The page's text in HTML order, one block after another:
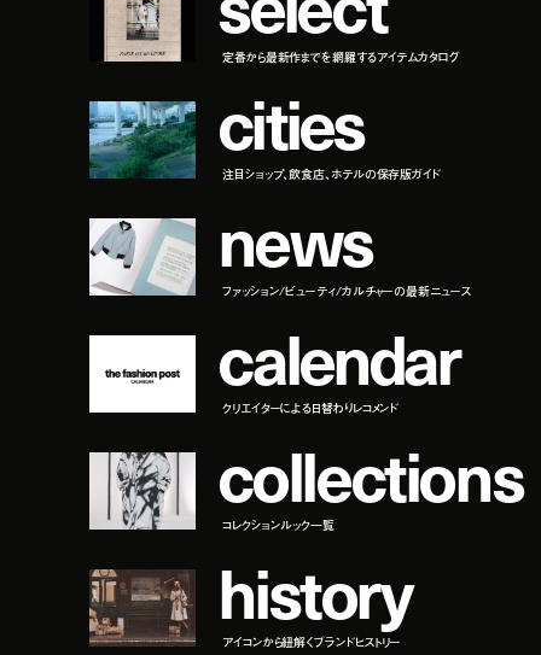
定番から最新作までを網羅するアイテムカタログ
cities
注目ショップ、飲食店、ホテルの保存版ガイド
news
ファッション/ビューティ/カルチャーの最新ニュース
calendar
クリエイターによる日替わりレコメンド
collections
コレクションルック一覧
history
アイコンから紐解くブランドヒストリー